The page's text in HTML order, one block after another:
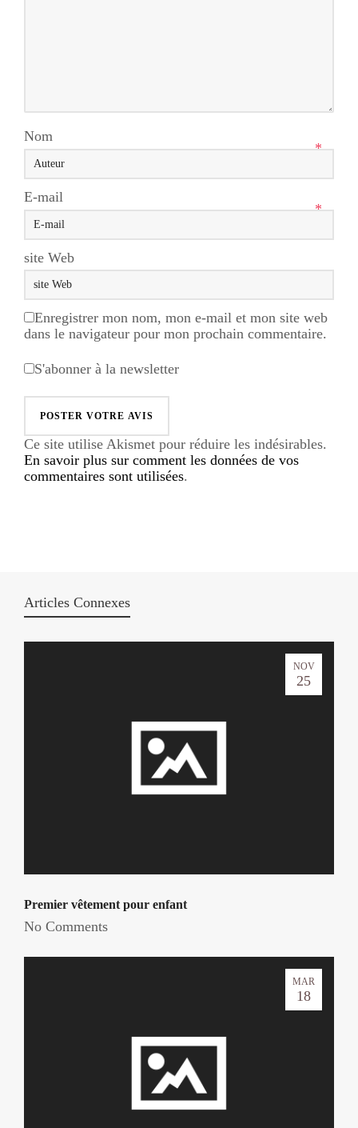
Nom
*
E-mail
*
site Web
Enregistrer mon nom, mon e-mail et mon site web
dans le navigateur pour mon prochain commentaire.
S'abonner à la newsletter
Ce site utilise Akismet pour réduire les indésirables.
En savoir plus sur comment les données de vos
commentaires sont utilisées.
Articles Connexes
NOV
25
Premier vêtement pour enfant
No Comments
MAR
18